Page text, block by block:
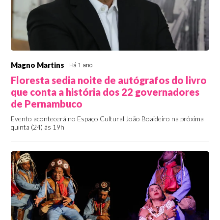
Magno Martins Há 1 ano
Floresta sedia noite de autógrafos do livro
que conta a história dos 22 governadores
de Pernambuco
Evento acontecerá no Espaço Cultural João Boaideiro na próxima
quinta (24) às 19h